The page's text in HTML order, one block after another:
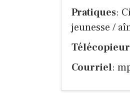
Pratiques:
jeunesse /
Télécopieur
Courriel: